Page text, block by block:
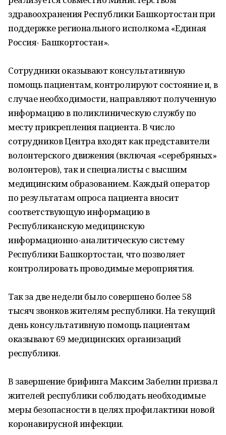
здравоохранения Республики Башкортостан при
поддержке регионального исполкома «Единая
Россия- Башкортостан».
Сотрудники оказывают консультативную
помощь пациентам, контролируют состояние и, в
случае необходимости, направляют полученную
информацию в поликлиническую службу по
месту прикрепления пациента. В число
сотрудников Центра входят как представители
волонтерского движения (включая «серебряных»
волонтеров), так и специалисты с высшим
медицинским образованием. Каждый оператор
по результатам опроса пациента вносит
соответствующую информацию в
Республиканскую медицинскую
информационно-аналитическую систему
Республики Башкортостан, что позволяет
контролировать проводимые мероприятия.
Так за две недели было совершено более 58
тысяч звонков жителям республики. На текущий
день консультативную помощь пациентам
оказывают 69 медицинских организаций
республики.
В завершение брифинга Максим Забелин призвал
жителей республики соблюдать необходимые
меры безопасности в целях профилактики новой
коронавирусной инфекции.